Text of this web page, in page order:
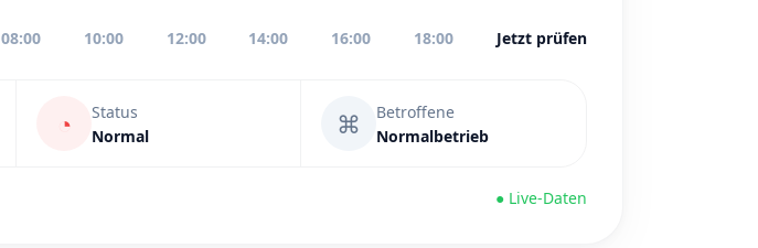
08:00 10:00 12:00 14:00 16:00 18:00 Jetzt prüfen
◔
Status
Normal
⌘
Betroffene
Normalbetrieb
● Live-Daten